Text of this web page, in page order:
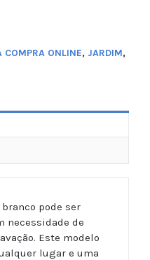
COMPRA ONLINE, JARDIM,
pode ser
necessidade de
Este modelo
lugar e uma